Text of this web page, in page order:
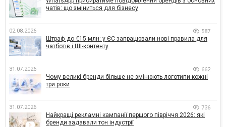
чатів: що зміниться для бізнесу
02.08.2026 587
Штраф до €15 млн: у ЄС запрацювали нові правила для
чатботів і ШІ-контенту
31.07.2026 662
Чому великі бренди більше не змінюють логотипи кожні
три роки
31.07.2026 736
Найкращі рекламні кампанії першого півріччя 2026: які
бренди задавали тон індустрії